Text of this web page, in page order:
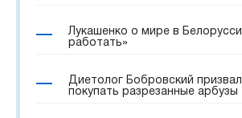
Лукашенко о мире в
работать»
Диетолог Бобровский
покупать разрезанные арбузы